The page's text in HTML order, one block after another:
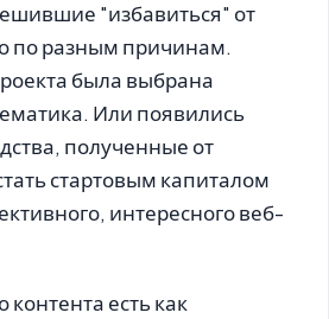
"избавиться" от
по разным причинам.
была выбрана
Или появились
полученные от
стартовым капиталом
интересного веб-
контента есть как